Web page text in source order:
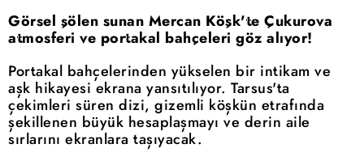
Görsel şölen sunan Mercan Köşk'te Çukurova
atmosferi ve portakal bahçeleri göz alıyor!
Portakal bahçelerinden yükselen bir intikam ve
aşk hikayesi ekrana yansıtılıyor. Tarsus'ta
çekimleri süren dizi, gizemli köşkün etrafında
şekillenen büyük hesaplaşmayı ve derin aile
sırlarını ekranlara taşıyacak.